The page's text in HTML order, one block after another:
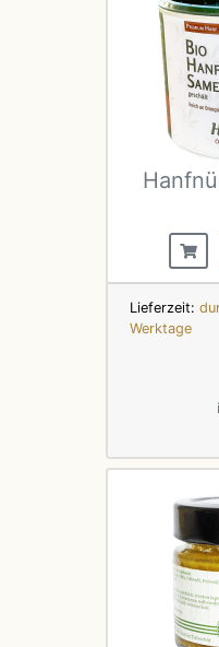
Lieferzeit:
Werktage